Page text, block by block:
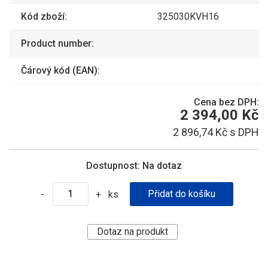
Kód zboží: 325030KVH16
Product number:
Čárový kód (EAN):
Cena bez DPH:
2 394,00 Kč
2 896,74 Kč s DPH
Dostupnost: Na dotaz
- + ks
Dotaz na produkt